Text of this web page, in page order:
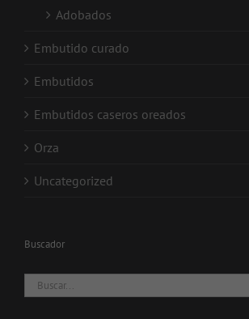
Adobados
Embutido curado
Embutidos
Embutidos caseros oreados
Orza
Uncategorized
Buscador
Buscar: